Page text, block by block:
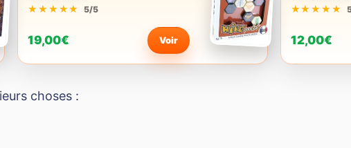
★★★★★
★★★★★ 5/5
19,00€ Voir
★★★★★
★★★★★
12,00€
choses :